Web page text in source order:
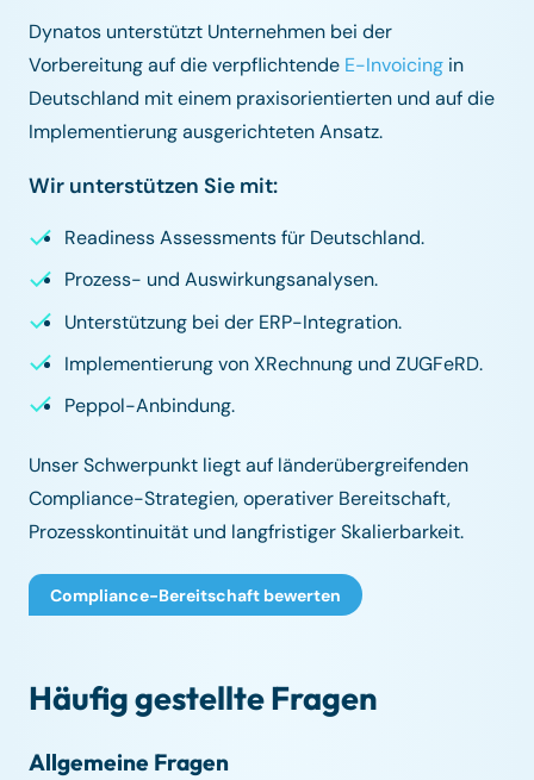
Dynatos unterstützt Unternehmen bei der
Vorbereitung auf die verpflichtende E-Invoicing in
Deutschland mit einem praxisorientierten und auf die
Implementierung ausgerichteten Ansatz.
Wir unterstützen Sie mit:
Readiness Assessments für Deutschland.
Prozess- und Auswirkungsanalysen.
Unterstützung bei der ERP-Integration.
Implementierung von XRechnung und ZUGFeRD.
Peppol-Anbindung.
Unser Schwerpunkt liegt auf länderübergreifenden
Compliance-Strategien, operativer Bereitschaft,
Prozesskontinuität und langfristiger Skalierbarkeit.
Compliance-Bereitschaft bewerten
Häufig gestellte Fragen
Allgemeine Fragen